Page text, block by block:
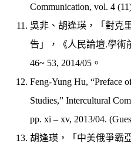
Communication, vol. 4
吳非、胡逢瑛，「對克
告」，《人民論壇.學術
46~ 53, 2014/05。
Feng-Yung Hu, “Preface
Studies,” Intercultural
pp. xi – xv, 2013/04.
胡逢瑛，「中美俄爭霸